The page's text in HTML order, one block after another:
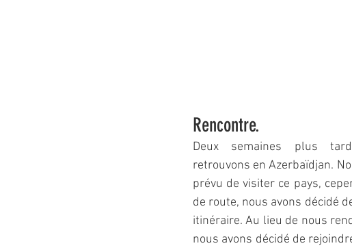
Rencontre.
Deux semaines plus
retrouvons en Azerbaïdjan.
prévu de visiter ce pays,
de route, nous avons décidé
itinéraire. Au lieu de nous
nous avons décidé de